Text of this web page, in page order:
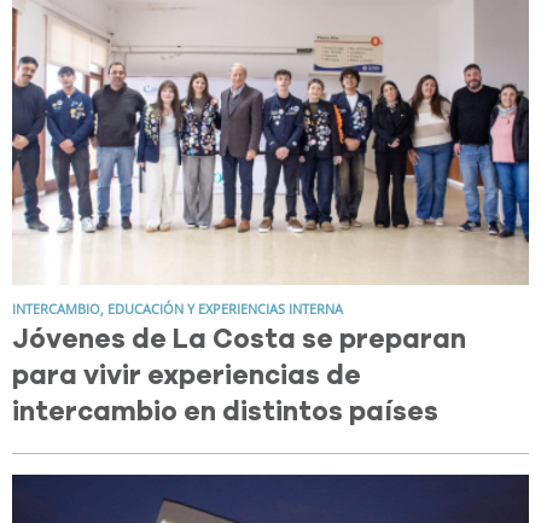
INTERCAMBIO, EDUCACIÓN Y EXPERIENCIAS INTERNA
Jóvenes de La Costa se preparan
para vivir experiencias de
intercambio en distintos países